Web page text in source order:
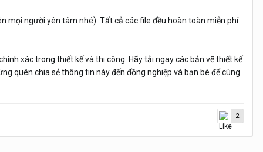
mọi người yên tâm nhé). Tất cả các file đều hoàn toàn miễn phí
xác trong thiết kế và thi công. Hãy tải ngay các bản vẽ thiết kế
quên chia sẻ thông tin này đến đồng nghiệp và bạn bè để cùng
2